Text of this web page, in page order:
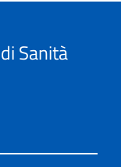
Sanità